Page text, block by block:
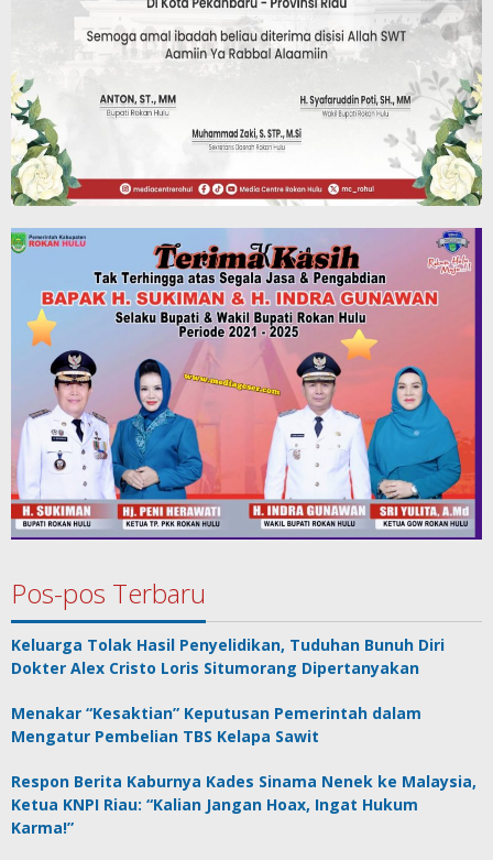
Pos-pos Terbaru
Keluarga Tolak Hasil Penyelidikan, Tuduhan Bunuh Diri
Dokter Alex Cristo Loris Situmorang Dipertanyakan
Menakar “Kesaktian” Keputusan Pemerintah dalam
Mengatur Pembelian TBS Kelapa Sawit
Respon Berita Kaburnya Kades Sinama Nenek ke Malaysia,
Ketua KNPI Riau: “Kalian Jangan Hoax, Ingat Hukum
Karma!”